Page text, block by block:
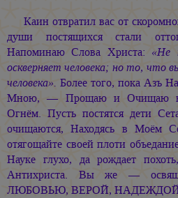
Каин отвратил вас от
души постящихся стали
Напоминаю Слова Христа: «Не
оскверняет человека; но то, что
человека». Более того, пока Азъ
Мною, — Прощаю и Очищаю
Огнём. Пусть постятся дети
очищаются, Находясь в Моём
отягощайте своей плоти
Науке глухо, да рождает
Антихриста. Вы же —
ЛЮБОВЬЮ, ВЕРОЙ,